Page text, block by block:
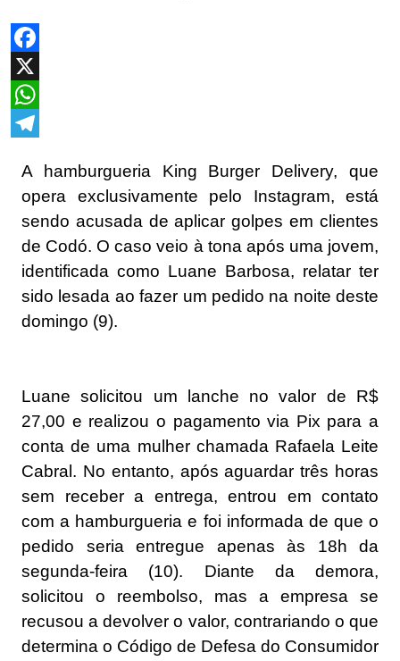
Facebook
X
WhatsApp
A hamburgueria King Burger Delivery, que
opera exclusivamente pelo Instagram, está
sendo acusada de aplicar golpes em clientes
de Codó. O caso veio à tona após uma jovem,
identificada como Luane Barbosa, relatar ter
sido lesada ao fazer um pedido na noite deste
domingo (9).
Luane solicitou um lanche no valor de R$
27,00 e realizou o pagamento via Pix para a
conta de uma mulher chamada Rafaela Leite
Cabral. No entanto, após aguardar três horas
sem receber a entrega, entrou em contato
com a hamburgueria e foi informada de que o
pedido seria entregue apenas às 18h da
segunda-feira (10). Diante da demora,
solicitou o reembolso, mas a empresa se
recusou a devolver o valor, contrariando o que
determina o Código de Defesa do Consumidor